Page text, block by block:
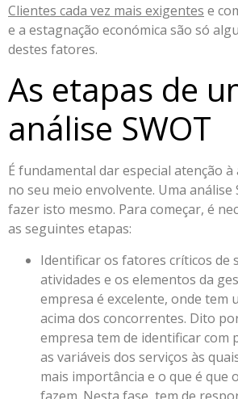
Clientes cada vez mais exigentes e
e a estagnação económica são só
destes fatores.
As etapas de
análise SWOT
É fundamental dar especial atenção
no seu meio envolvente. Uma análise
fazer isto mesmo. Para começar, é
as seguintes etapas:
Identificar os fatores críticos de
atividades e os elementos da
empresa é excelente, onde tem
acima dos concorrentes. Dito
empresa tem de identificar com
as variáveis dos serviços às
mais importância e o que é que